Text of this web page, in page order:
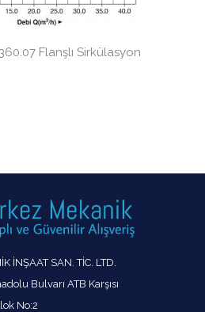
Flanşlı Sirkülasyon
İNŞAAT SAN. TİC. LTD.
Bulvarı ATB Karşısı
No:2